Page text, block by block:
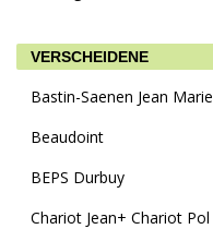
VERSCHEIDENE
Bastin-Saenen Jean Marie
Beaudoint
BEPS Durbuy
Chariot Jean+ Chariot Pol